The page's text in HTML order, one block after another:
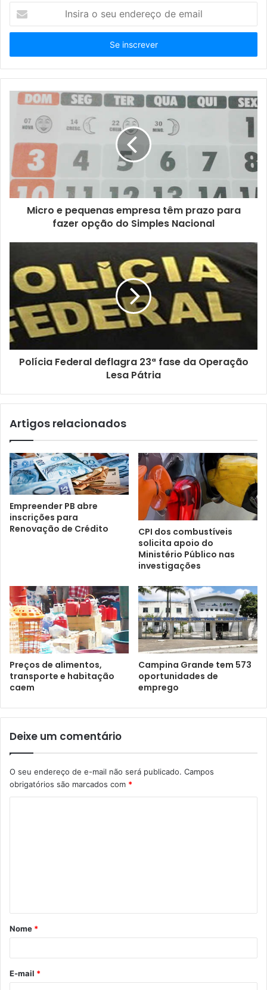
s
r
a
n
d
e
r
m
a
l
Micro e pequenas empresa têm prazo para
fazer opção do Simples Nacional
Polícia Federal deflagra 23ª fase da Operação
Lesa Pátria
Artigos relacionados
Empreender PB abre
inscrições para
Renovação de Crédito
CPI dos combustíveis
solicita apoio do
Ministério Público nas
investigações
Preços de alimentos,
transporte e habitação
caem
Campina Grande tem 573
oportunidades de
emprego
Deixe um comentário
O seu endereço de e-mail não será publicado. Campos
obrigatórios são marcados com *
Nome *
E-mail *